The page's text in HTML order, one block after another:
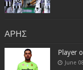
ΑΡΗΣ
Player
June